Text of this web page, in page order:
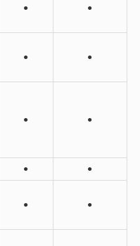
● ●
● ●
● ●
● ●
● ●